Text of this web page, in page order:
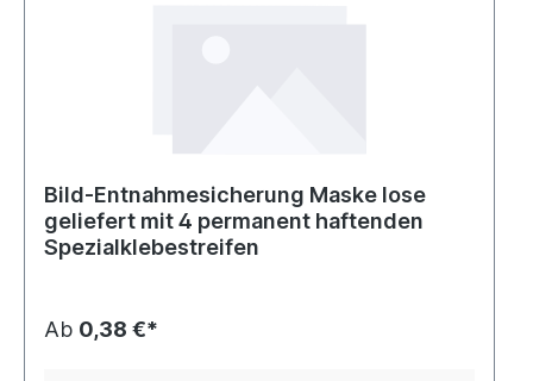
Bild-Entnahmesicherung Maske lose
geliefert mit 4 permanent haftenden
Spezialklebestreifen
Ab 0,38 €*